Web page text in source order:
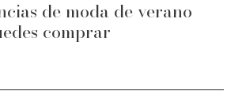
de moda de verano
comprar